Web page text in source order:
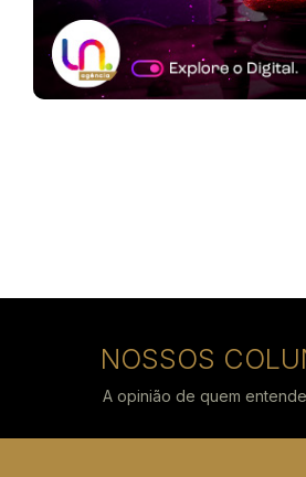
NOSSOS
A opinião de quem